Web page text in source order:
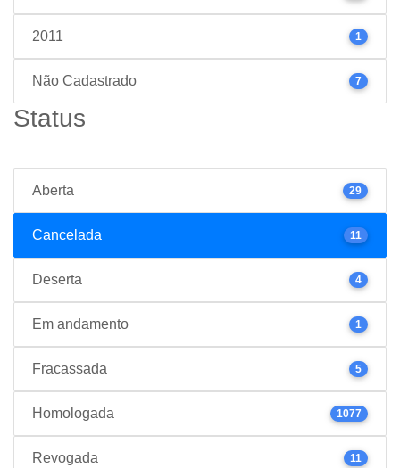
2011 1
Não Cadastrado 7
Status
Aberta 29
Cancelada 11
Deserta 4
Em andamento 1
Fracassada 5
Homologada 1077
Revogada 11